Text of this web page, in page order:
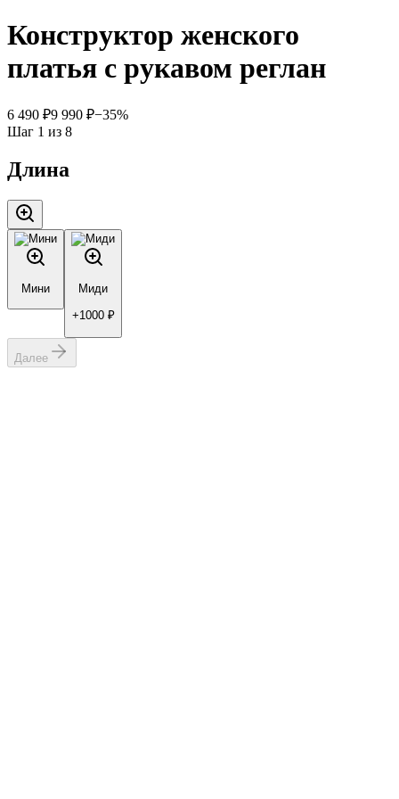
Конструктор женского
платья с рукавом реглан
6 490 ₽9 990 ₽−35%
Шаг 1 из 8
Длина
Мини Миди
+1000₽
Далее